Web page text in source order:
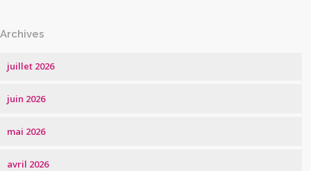
Archives
juillet 2026
juin 2026
mai 2026
avril 2026